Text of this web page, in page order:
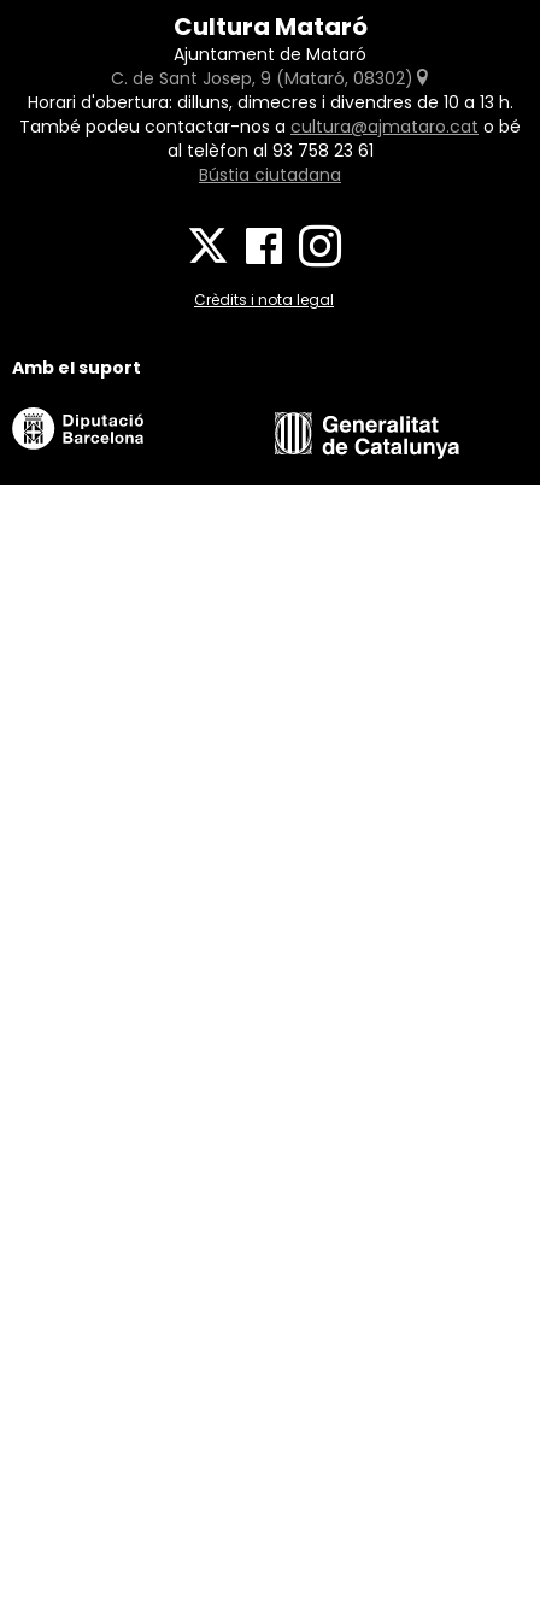
Cultura Mataró
Ajuntament de Mataró
C. de Sant Josep, 9 (Mataró, 08302)
Horari d'obertura: dilluns, dimecres i divendres de 10 a 13 h.
També podeu contactar-nos a cultura@ajmataro.cat o bé
al telèfon al 93 758 23 61
Bústia ciutadana
Crèdits i nota legal
Amb el suport